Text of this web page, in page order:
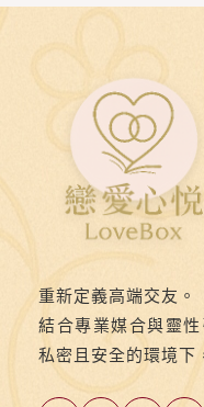
重新定義高端交友。
結合專業媒合與靈
私密且安全的環境下